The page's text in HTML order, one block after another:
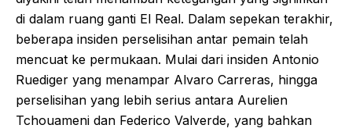
di dalam ruang ganti El Real. Dalam sepekan terakhir,
beberapa insiden perselisihan antar pemain telah
mencuat ke permukaan. Mulai dari insiden Antonio
Ruediger yang menampar Alvaro Carreras, hingga
perselisihan yang lebih serius antara Aurelien
Tchouameni dan Federico Valverde, yang bahkan